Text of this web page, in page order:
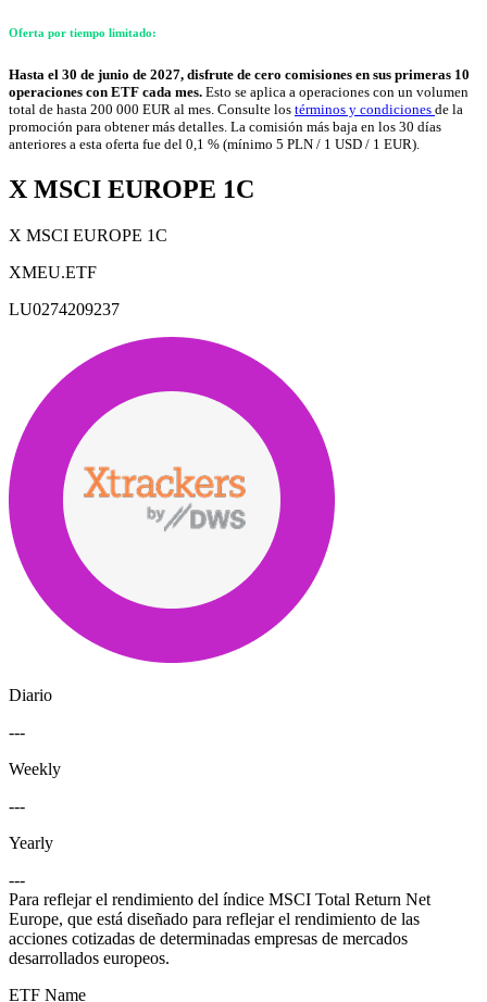
Oferta por tiempo limitado:
Hasta el 30 de junio de 2027, disfrute de cero comisiones en sus primeras 10
operaciones con ETF cada mes. Esto se aplica a operaciones con un volumen
total de hasta 200 000 EUR al mes. Consulte los términos y condiciones de la
promoción para obtener más detalles. La comisión más baja en los 30 días
anteriores a esta oferta fue del 0,1 % (mínimo 5 PLN / 1 USD / 1 EUR).
X MSCI EUROPE 1C
X MSCI EUROPE 1C
XMEU.ETF
LU0274209237
Diario
---
Weekly
---
Yearly
---
Para reflejar el rendimiento del índice MSCI Total Return Net
Europe, que está diseñado para reflejar el rendimiento de las
acciones cotizadas de determinadas empresas de mercados
desarrollados europeos.
ETF Name